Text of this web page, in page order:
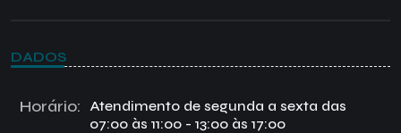
DADOS
Horário:
Atendimento de segunda a sexta das
07:00 às 11:00 - 13:00 às 17:00